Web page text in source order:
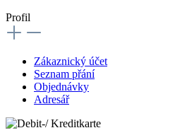
Profil
Zákaznický účet
Seznam přání
Objednávky
Adresář